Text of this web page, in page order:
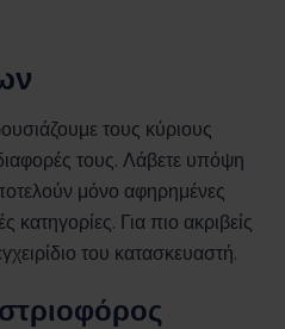
τους κύριους
τους. Λάβετε υπόψη
μόνο αφηρημένες
κατηγορίες. Για πιο ακριβείς
του κατασκευαστή.